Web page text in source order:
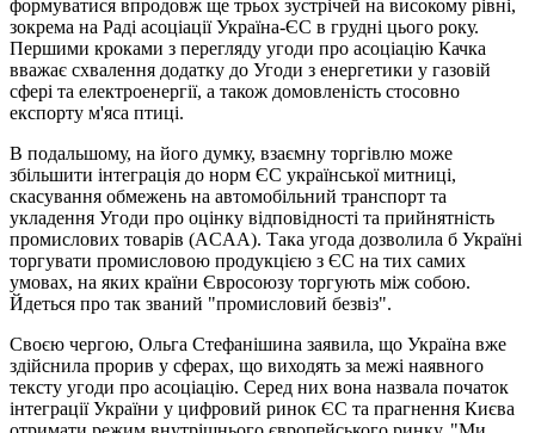
формуватися впродовж ще трьох зустрічей на високому рівні,
зокрема на Раді асоціації Україна-ЄС в грудні цього року.
Першими кроками з перегляду угоди про асоціацію Качка
вважає схвалення додатку до Угоди з енергетики у газовій
сфері та електроенергії, а також домовленість стосовно
експорту м'яса птиці.
В подальшому, на його думку, взаємну торгівлю може
збільшити інтеграція до норм ЄС української митниці,
скасування обмежень на автомобільний транспорт та
укладення Угоди про оцінку відповідності та прийнятність
промислових товарів (ACAA). Така угода дозволила б Україні
торгувати промисловою продукцією з ЄС на тих самих
умовах, на яких країни Євросоюзу торгують між собою.
Йдеться про так званий "промисловий безвіз".
Своєю чергою, Ольга Стефанішина заявила, що Україна вже
здійснила прорив у сферах, що виходять за межі наявного
тексту угоди про асоціацію. Серед них вона назвала початок
інтеграції України у цифровий ринок ЄС та прагнення Києва